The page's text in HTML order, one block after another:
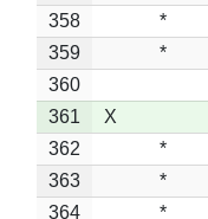
358
*
359
*
360
361
X
362
*
363
*
364
*